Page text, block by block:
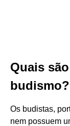
Quais
budismo?
Os budistas,
nem possuem